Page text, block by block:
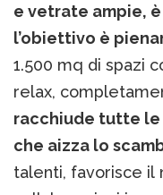
e vetrate ampie,
l’obiettivo è
1.500 mq di spazi
relax,
racchiude tutte
che aizza lo
talenti, favorisce il